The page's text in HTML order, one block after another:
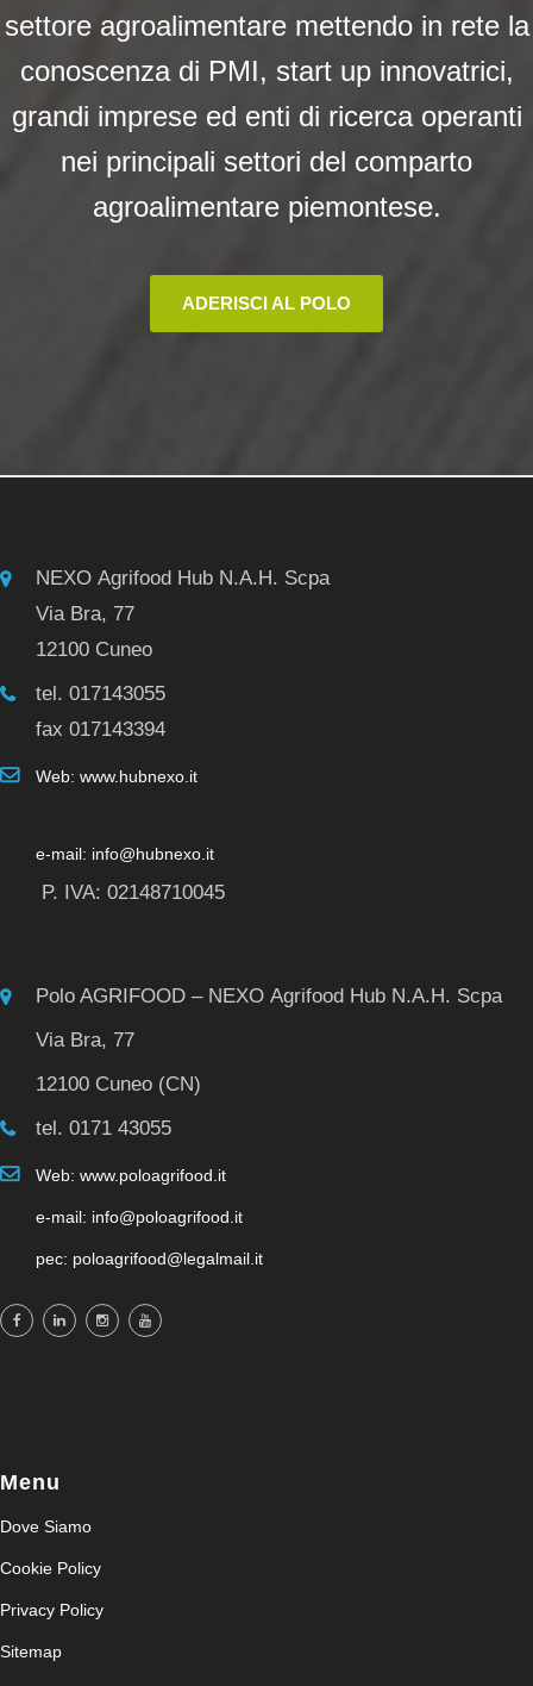
settore agroalimentare mettendo in rete la
conoscenza di PMI, start up innovatrici,
grandi imprese ed enti di ricerca operanti
nei principali settori del comparto
agroalimentare piemontese.
ADERISCI AL POLO
NEXO Agrifood Hub N.A.H. Scpa
Via Bra, 77
12100 Cuneo
tel. 017143055
fax 017143394
Web: www.hubnexo.it
e-mail: info@hubnexo.it
P. IVA: 02148710045
Polo AGRIFOOD – NEXO Agrifood Hub N.A.H. Scpa
Via Bra, 77
12100 Cuneo (CN)
tel. 0171 43055
Web: www.poloagrifood.it
e-mail: info@poloagrifood.it
pec: poloagrifood@legalmail.it
Menu
Dove Siamo
Cookie Policy
Privacy Policy
Sitemap